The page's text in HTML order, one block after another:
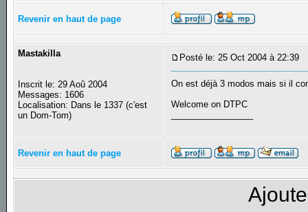
Revenir en haut de page
Mastakilla
Inscrit le: 29 Aoû 2004
Messages: 1606
Localisation: Dans le 1337 (c'est
un Dom-Tom)
Posté le: 25 Oct 2004 à 22:39
On est déjà 3 modos mais si il
Welcome on DTPC
Revenir en haut de page